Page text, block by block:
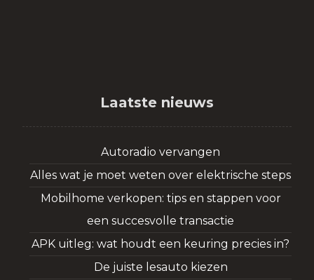
Laatste nieuws
Autoradio vervangen
Alles wat je moet weten over elektrische steps
Mobilhome verkopen: tips en stappen voor
een succesvolle transactie
APK uitleg: wat houdt een keuring precies in?
De juiste lesauto kiezen